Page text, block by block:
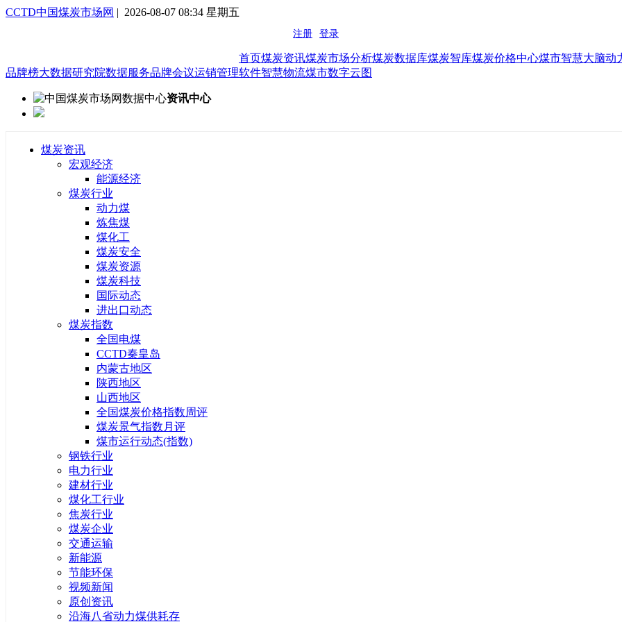
CCTD中国煤炭市场网 | 2026-08-07 08:34 星期五
首页煤炭资讯煤炭市场分析煤炭数据库煤炭智库煤炭价格中心煤市智慧大脑动
品牌榜大数据研究院数据服务品牌会议运销管理软件智慧物流煤市数字云图
资讯中心
煤炭资讯
宏观经济
能源经济
煤炭行业
动力煤
炼焦煤
煤化工
煤炭安全
煤炭资源
煤炭科技
国际动态
进出口动态
煤炭指数
全国电煤
CCTD秦皇岛
内蒙古地区
陕西地区
山西地区
全国煤炭价格指数周评
煤炭景气指数月评
煤市运行动态(指数)
钢铁行业
电力行业
建材行业
煤化工行业
焦炭行业
煤炭企业
交通运输
新能源
节能环保
视频新闻
原创资讯
沿海八省动力煤供耗存